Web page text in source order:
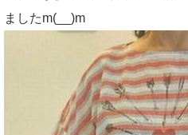
ましたm(__)m